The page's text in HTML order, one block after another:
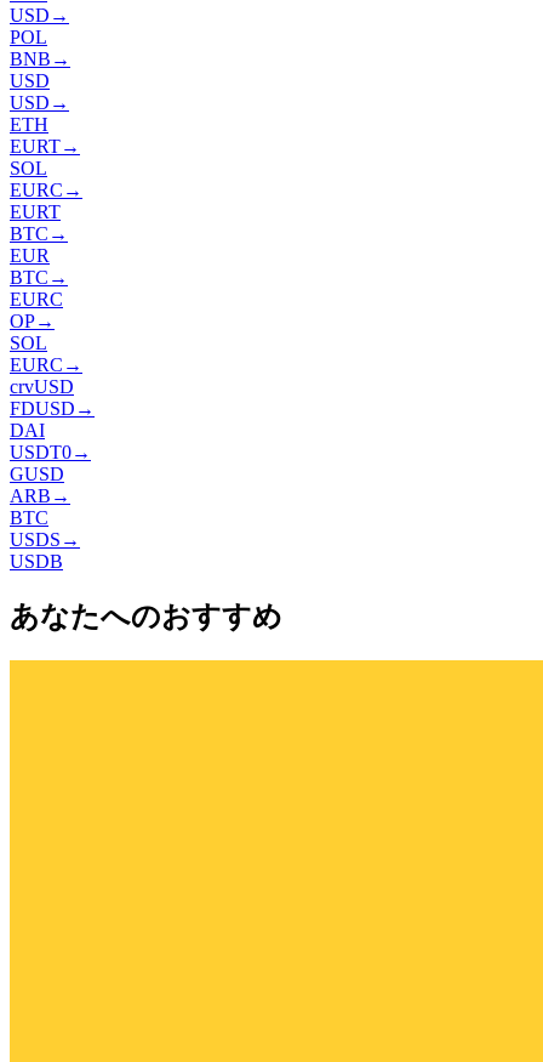
USD →
POL
BNB →
USD
USD →
ETH
EURT→
SOL
EURC →
EURT
BTC →
EUR
BTC →
EURC
OP→
SOL
EURC →
crvUSD
FDUSD →
DAI
USDT0→
GUSD
ARB →
BTC
USDS →
USDB
あなたへのおすすめ